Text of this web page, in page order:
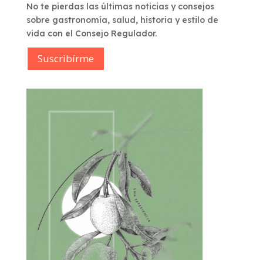
No te pierdas las últimas noticias y consejos
sobre gastronomía, salud, historia y estilo de
vida con el Consejo Regulador.
Suscribírme